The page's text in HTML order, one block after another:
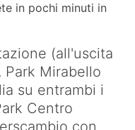
in pochi minuti in
(all'uscita
Mirabello
su entrambi i
Centro